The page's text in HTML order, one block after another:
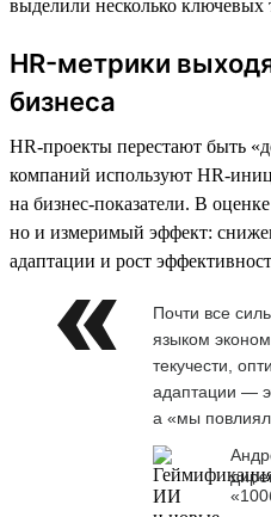
выделили несколько ключевых
HR-метрики
бизнеса
HR-проекты перестают быть
компаний используют HR-
на бизнес-показатели. В
но и измеримый эффект:
адаптации и рост
Почти все
языком
текучести,
адаптации —
а «мы